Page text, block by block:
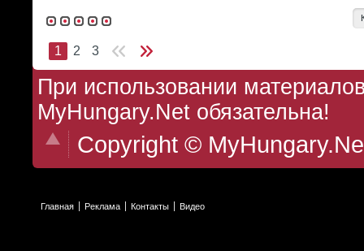
1 2 3
При использовании
MyHungary.Net обязательна!
Copyright ©
Главная Реклама Контакты Видео